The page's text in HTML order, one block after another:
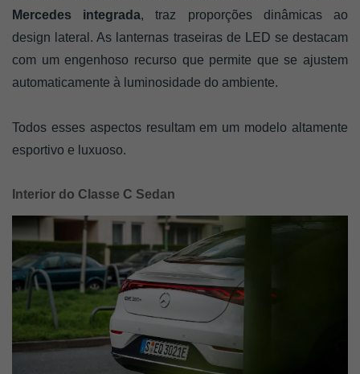
Mercedes integrada, traz proporções dinâmicas ao
design lateral. As lanternas traseiras de LED se destacam
com um engenhoso recurso que permite que se ajustem
automaticamente à luminosidade do ambiente.
Todos esses aspectos resultam em um modelo altamente
esportivo e luxuoso.
Interior do Classe C Sedan